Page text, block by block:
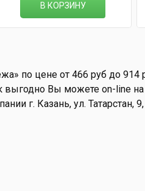
В КОРЗИНУ
по цене от 466 руб до 914
Вы можете on-line на
г. Казань, ул. Татарстан,